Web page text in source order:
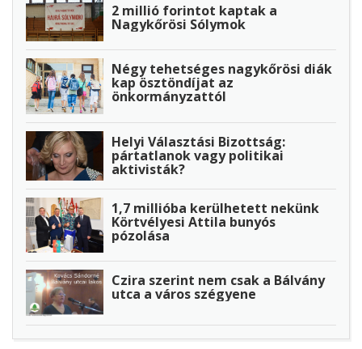
2 millió forintot kaptak a
Nagykőrösi Sólymok
Négy tehetséges nagykőrösi diák
kap ösztöndíjat az
önkormányzattól
Helyi Választási Bizottság:
pártatlanok vagy politikai
aktivisták?
1,7 millióba kerülhetett nekünk
Körtvélyesi Attila bunyós
pózolása
Czira szerint nem csak a Bálvány
utca a város szégyene